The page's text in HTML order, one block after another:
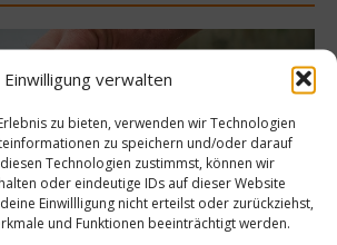
Einwilligung verwalten
zu bieten, verwenden wir Technologien
zu speichern und/oder darauf
Technologien zustimmst, können wir
oder eindeutige IDs auf dieser Website
Einwillligung nicht erteilst oder zurückziehst,
und Funktionen beeinträchtigt werden.
vom